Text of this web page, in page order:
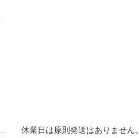
休業日は原則発送はありません。